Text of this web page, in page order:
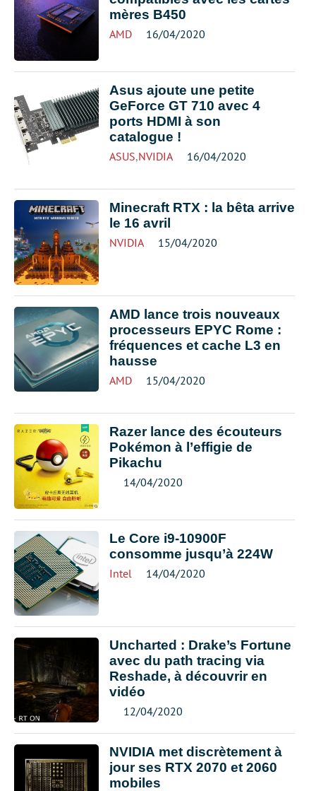
mères B450
AMD 16/04/2020
Asus ajoute une petite
GeForce GT 710 avec 4
ports HDMI à son
catalogue !
ASUS,NVIDIA 16/04/2020
Minecraft RTX : la bêta arrive
le 16 avril
NVIDIA 15/04/2020
AMD lance trois nouveaux
processeurs EPYC Rome :
fréquences et cache L3 en
hausse
AMD 15/04/2020
Razer lance des écouteurs
Pokémon à l’effigie de
Pikachu
14/04/2020
Le Core i9-10900F
consomme jusqu’à 224W
Intel 14/04/2020
Uncharted : Drake’s Fortune
avec du path tracing via
Reshade, à découvrir en
vidéo
12/04/2020
NVIDIA met discrètement à
jour ses RTX 2070 et 2060
mobiles